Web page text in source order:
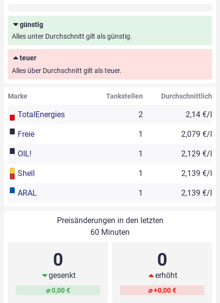
günstig
Alles unter Durchschnitt gilt als günstig.
teuer
Alles über Durchschnitt gilt als teuer.
Marke Tankstellen Durchschnittlich
TotalEnergies 2 2,14 €/l
Freie 1 2,079 €/l
OIL! 1 2,129 €/l
Shell 1 2,139 €/l
ARAL 1 2,139 €/l
Preisänderungen in den letzten
60 Minuten
0
gesenkt
⌀ 0,00 €
0
erhöht
⌀ +0,00 €